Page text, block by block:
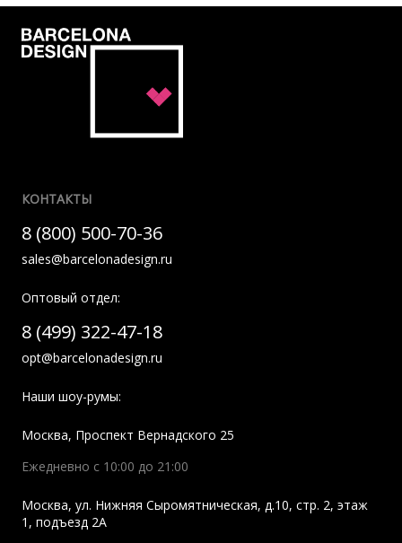
КОНТАКТЫ
8 (800) 500-70-36
sales@barcelonadesign.ru
Оптовый отдел:
8 (499) 322-47-18
opt@barcelonadesign.ru
Наши шоу-румы:
Москва, Проспект Вернадского 25
Ежедневно с 10:00 до 21:00
Москва, ул. Нижняя Сыромятническая, д.10, стр. 2, этаж
1, подъезд 2A